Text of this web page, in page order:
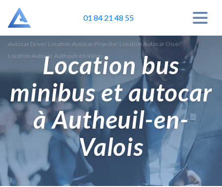
01 84 21 48 55
Autocar Drive/ Location Autocar Picardie/ Location Autocar Oise/
Location Autocar Autheuil-en-Valois
Location bus
minibus et autocar
à Autheuil-en-
Valois